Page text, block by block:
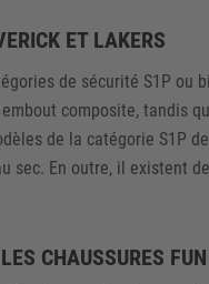
ET LAKERS
de sécurité S1P
composite, tandis
de la catégorie S1P
En outre, il existent
CHAUSSURES FUN